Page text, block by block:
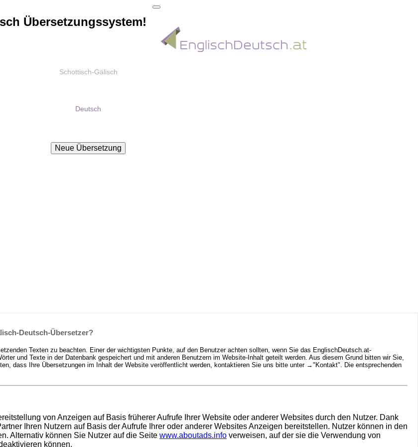
Übersetzungssystem!
Schottisch-Gälisch
Deutsch
Deutsch-Übersetzer?
Texten zu beachten. Einer der wichtigsten Punkte, auf den Benutzer achten sollten, wenn Sie das EnglischDeutsch.at-
und Texte in der Datenbank gespeichert und mit anderen Benutzern im Website-Inhalt geteilt werden. Aus diesem Grund bitten wir Sie,
dass Ihre Übersetzungen im Inhalt der Website veröffentlicht werden, kontaktieren Sie uns bitte unter →"Kontakt". Die entsprechenden
von Anzeigen auf Basis früherer Aufrufe Ihrer Website oder anderer Websites durch den Nutzer. Dank
Ihren Nutzern auf Basis der Aufrufe Ihrer oder anderer Websites Anzeigen bereitstellen. Nutzer können in den
Alternativ können Sie Nutzer auf die Seite www.aboutads.info verweisen, auf der sie die Verwendung von
können.